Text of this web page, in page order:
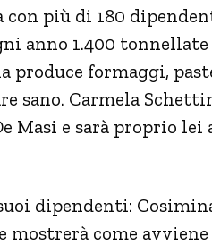
più di 180
anno 1.400
produce formaggi,
sano. Carmela
Masi e sarà proprio lei
dipendenti:
mostrerà come